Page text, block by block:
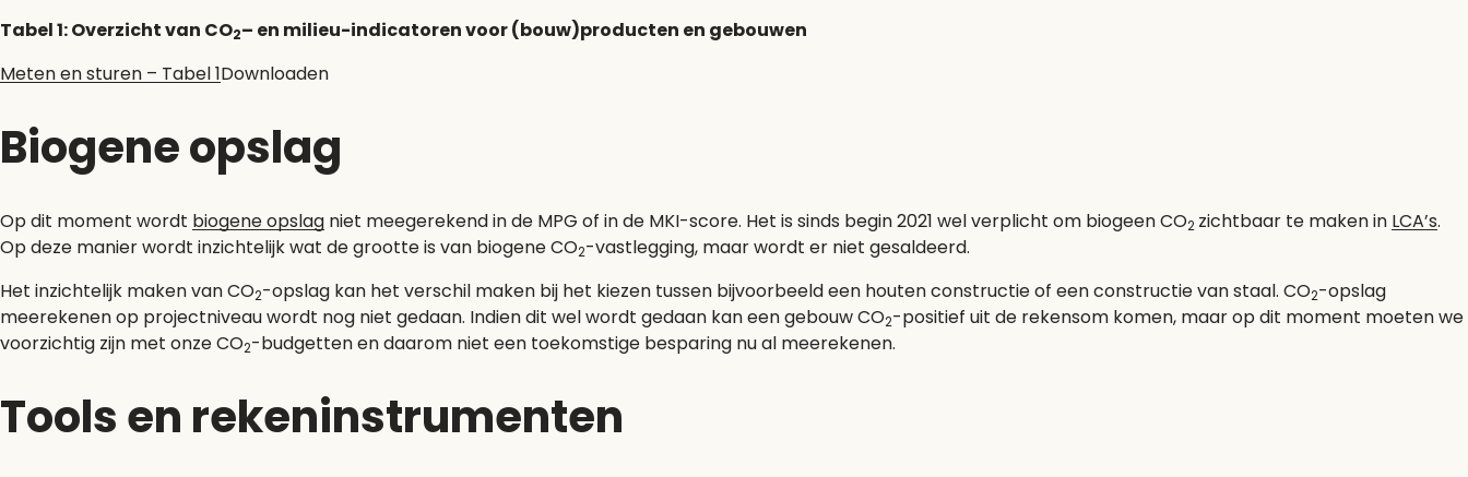
Tabel 1: Overzicht van CO2– en milieu-indicatoren voor (bouw)producten en gebouwen
Meten en sturen – Tabel 1Downloaden
Biogene opslag
Op dit moment wordt biogene opslag niet meegerekend in de MPG of in de MKI-score. Het is sinds begin 2021 wel verplicht om biogeen CO2 zichtbaar te maken in LCA’s.
Op deze manier wordt inzichtelijk wat de grootte is van biogene CO2-vastlegging, maar wordt er niet gesaldeerd.
Het inzichtelijk maken van CO2-opslag kan het verschil maken bij het kiezen tussen bijvoorbeeld een houten constructie of een constructie van staal. CO2-opslag
meerekenen op projectniveau wordt nog niet gedaan. Indien dit wel wordt gedaan kan een gebouw CO2-positief uit de rekensom komen, maar op dit moment moeten we
voorzichtig zijn met onze CO2-budgetten en daarom niet een toekomstige besparing nu al meerekenen.
Tools en rekeninstrumenten